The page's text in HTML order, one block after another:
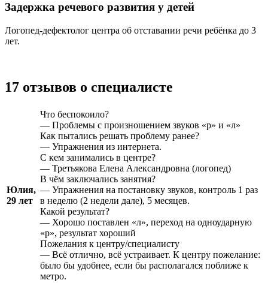
Задержка речевого развития у детей
Логопед-дефектолог центра об отставании речи ребёнка до 3
лет.
17 отзывов о специалисте
Юлия,
29 лет
Что беспокоило?
— Проблемы с произношением звуков «р» и «л»
Как пытались решать проблему ранее?
— Упражнения из интернета.
С кем занимались в центре?
— Третьякова Елена Александровна (логопед)
В чём заключались занятия?
— Упражнения на постановку звуков, контроль 1 раз
в неделю (2 недели дале), 5 месяцев.
Какой результат?
— Хорошо поставлен «л», переход на одноударную
«р», результат хороший
Пожелания к центру/специалисту
— Всё отлично, всё устраивает. К центру пожелание:
было бы удобнее, если бы располагался поближе к
метро.